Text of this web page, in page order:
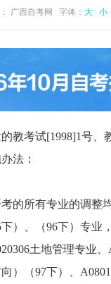
广西自考网 字体： 大 小
教考试[1998]1号、
法：
所有专业的调整均
）、（96下）专业
土地管理专业
）（97下）、